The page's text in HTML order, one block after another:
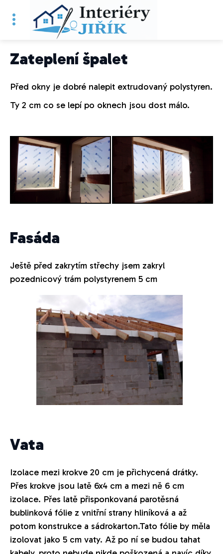
Zateplení špalet
Před okny je dobré nalepit extrudovaný polystyren.
Ty 2 cm co se lepí po oknech jsou dost málo.
Fasáda
Ještě před zakrytím střechy jsem zakryl
pozednicový trám polystyrenem 5 cm
Vata
Izolace mezi krokve 20 cm je přichycená drátky.
Přes krokve jsou latě 6x4 cm a mezi ně 6 cm
izolace. Přes latě přisponkovaná parotěsná
bublinková fólie z vnitřní strany hliníková a až
potom konstrukce a sádrokarton.Tato fólie by měla
izolovat jako 5 cm vaty. Až po ní se budou tahat